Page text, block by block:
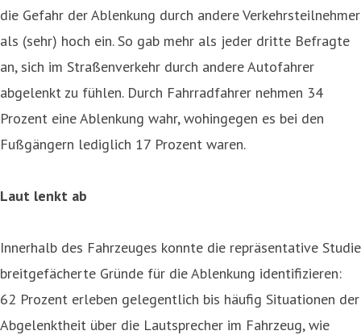
die Gefahr der Ablenkung durch andere Verkehrsteilnehmer
als (sehr) hoch ein. So gab mehr als jeder dritte Befragte
an, sich im Straßenverkehr durch andere Autofahrer
abgelenkt zu fühlen. Durch Fahrradfahrer nehmen 34
Prozent eine Ablenkung wahr, wohingegen es bei den
Fußgängern lediglich 17 Prozent waren.
Laut lenkt ab
Innerhalb des Fahrzeuges konnte die repräsentative Studie
breitgefächerte Gründe für die Ablenkung identifizieren:
62 Prozent erleben gelegentlich bis häufig Situationen der
Abgelenktheit über die Lautsprecher im Fahrzeug, wie